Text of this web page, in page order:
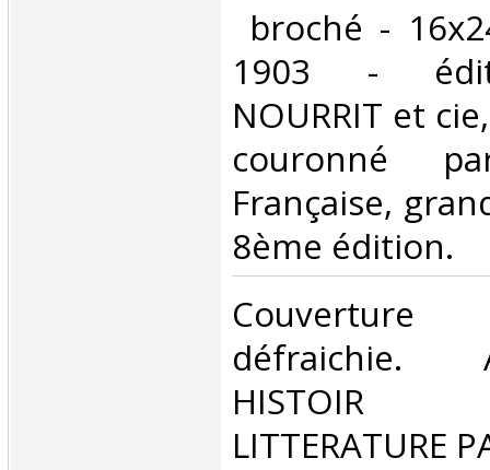
broché -
1903 -
NOURRIT et
couronné
Française,
8ème édition. ‎
‎Couverture
défraichie.
HISTOIR
LITTERATURE